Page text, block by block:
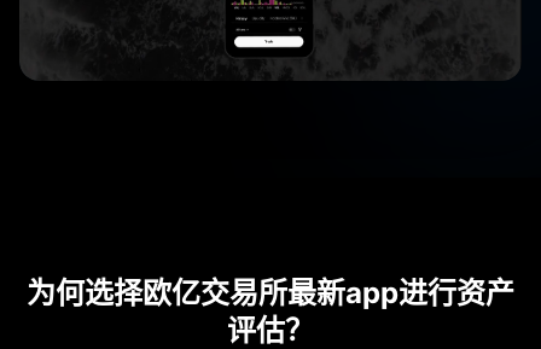
为何选择欧亿交易所最新app进行资产
评估？